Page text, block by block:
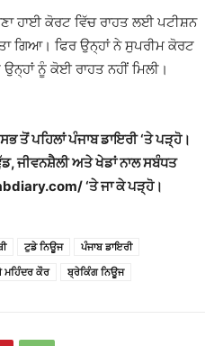
ਹਾਈ ਕੋਰਟ ਵਿੱਚ ਰਾਹਤ ਲਈ ਪਟੀਸ਼ਨ
ਗਿਆ। ਫਿਰ ਉਨ੍ਹਾਂ ਨੇ ਸੁਪਰੀਮ ਕੋਰਟ
ਨੂੰ ਕੋਈ ਰਾਹਤ ਨਹੀਂ ਮਿਲੀ।
ਤੋਂ ਪਹਿਲਾਂ ਪੰਜਾਬ ਡਾਇਰੀ ‘ਤੇ ਪੜ੍ਹੋ।
ਜੀਵਨਸ਼ੈਲੀ ਅਤੇ ਖੇਡਾਂ ਨਾਲ ਸਬੰਧਤ
‘ਤੇ ਜਾ ਕੇ ਪੜ੍ਹੋ।
ਟੁਡੇ ਨਿਊਜ
ਪੰਜਾਬ ਡਾਇਰੀ
ਮਹਿੰਦਰ ਕੌਰ ਬ੍ਰੇਕਿੰਗ ਨਿਊਜ